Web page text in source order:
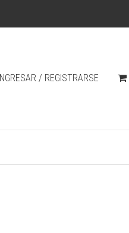
INGRESAR / REGISTRARSE